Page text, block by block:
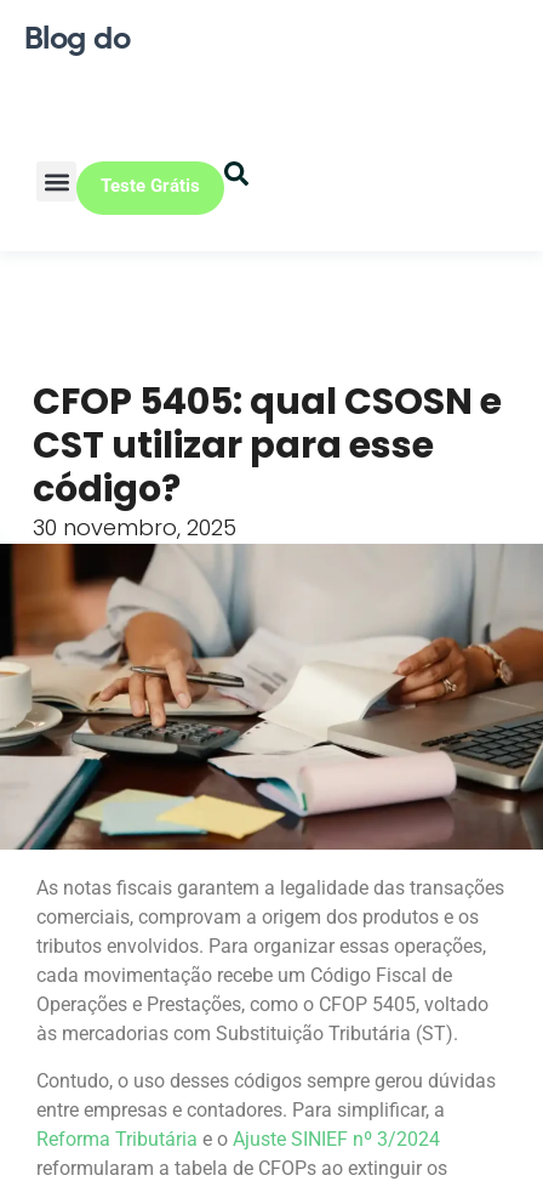
Blog do
Teste Grátis
CFOP 5405: qual CSOSN e
CST utilizar para esse
código?
30 novembro, 2025
As notas fiscais garantem a legalidade das transações
comerciais, comprovam a origem dos produtos e os
tributos envolvidos. Para organizar essas operações,
cada movimentação recebe um Código Fiscal de
Operações e Prestações, como o CFOP 5405, voltado
às mercadorias com Substituição Tributária (ST).
Contudo, o uso desses códigos sempre gerou dúvidas
entre empresas e contadores. Para simplificar, a
Reforma Tributária e o Ajuste SINIEF nº 3/2024
reformularam a tabela de CFOPs ao extinguir os